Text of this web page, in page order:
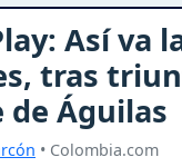
Así va
tras
de Águilas
• Colombia.com